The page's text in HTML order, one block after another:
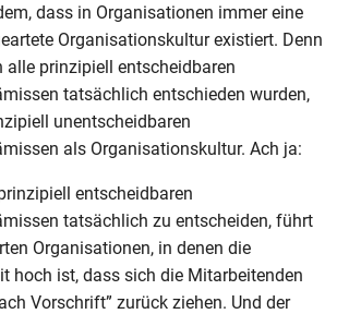
dass in Organisationen immer eine
Organisationskultur existiert. Denn
alle prinzipiell entscheidbaren
tatsächlich entschieden wurden,
unentscheidbaren
als Organisationskultur. Ach ja:
entscheidbaren
tatsächlich zu entscheiden, führt
Organisationen, in denen die
hoch ist, dass sich die Mitarbeitenden
Vorschrift” zurück ziehen. Und der